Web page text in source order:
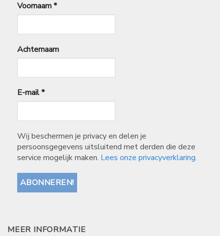
Voornaam*
Achternaam
E-mail*
Wij beschermen je privacy en delen je
persoonsgegevens uitsluitend met derden die deze
service mogelijk maken. Lees onze privacyverklaring.
MEER INFORMATIE